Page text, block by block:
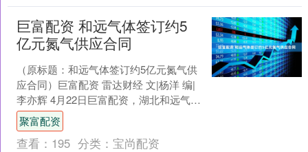
巨富配资 和远气体签订约5
亿元氮气供应合同
（原标题：和远气体签订约5亿元氮气供
应合同）巨富配资 雷达财经 文|杨洋 编|
李亦辉 4月22日巨富配资，湖北和远气体
股份有限公司（证券简称：和远气体，
证券代码....
聚富配资
查看： 195 分类： 宝尚配资